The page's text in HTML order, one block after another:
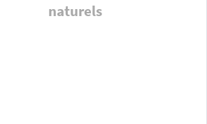
naturels